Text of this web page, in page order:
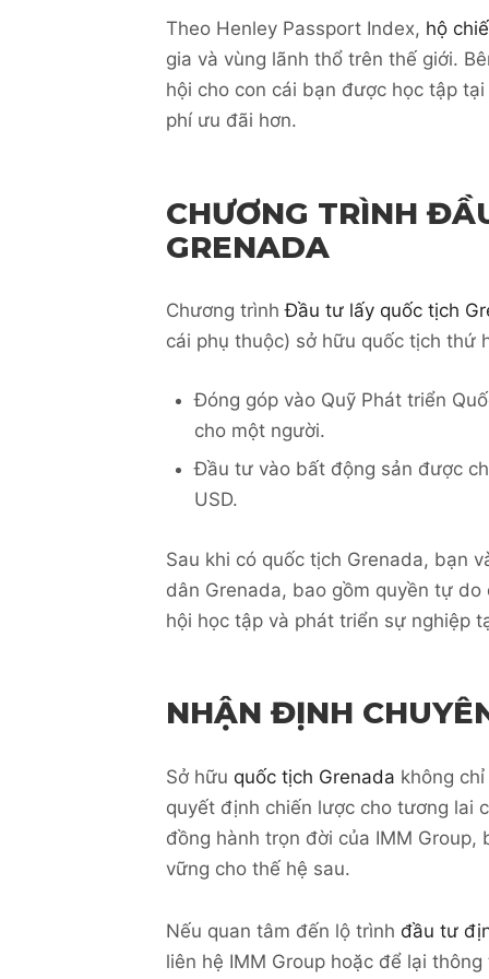
Theo Henley Passport Index, hộ
gia và vùng lãnh thổ trên thế giới.
hội cho con cái bạn được học tập
phí ưu đãi hơn.
CHƯƠNG TRÌNH
GRENADA
Chương trìnhĐầu tư lấy quốc tịch
cái phụ thuộc) sở hữu quốc tịch thứ
Đóng góp vào Quỹ Phát triển
cho một người.
Đầu tư vào bất động sản được
USD.
Sau khi có quốc tịch Grenada, bạn
dân Grenada, bao gồm quyền tự
hội học tập và phát triển sự nghiệp
NHẬN ĐỊNH
Sở hữu quốc tịch Grenada không
quyết định chiến lược cho tương lai
đồng hành trọn đời của IMM
vững cho thế hệ sau.
Nếu quan tâm đến lộ trình đầu tư
liên hệ IMM Group hoặc để lại